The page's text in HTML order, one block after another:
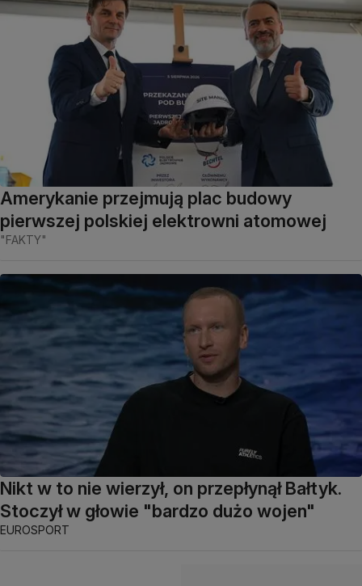
Amerykanie przejmują plac budowy
pierwszej polskiej elektrowni atomowej
"FAKTY"
Nikt w to nie wierzył, on przepłynął Bałtyk.
Stoczył w głowie "bardzo dużo wojen"
EUROSPORT